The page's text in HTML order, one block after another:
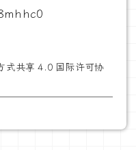
式共享 4.0 国际许可协